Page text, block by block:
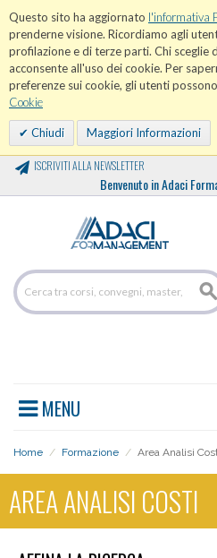
Questo sito ha aggiornato l'informativa
prenderne visione. Ricordiamo agli
profilazione e di terze parti. Chi sceglie
acconsente all'uso dei cookie. Per
preferenze sui cookie, gli utenti
Cookie
Chiudi Maggiori Informazioni
ISCRIVITI ALLA NEWSLETTER
Benvenuto in Adaci
MENU
Home / Formazione / Area Analisi
AREA ANALISI COSTI